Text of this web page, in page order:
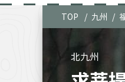
TOP 九州
北九州